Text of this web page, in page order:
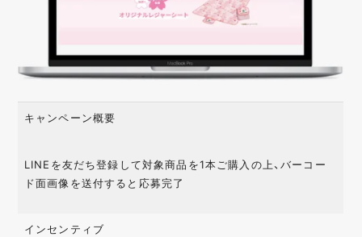
キャンペーン概要
LINEを友だち登録して対象商品を1本ご購入の上、バーコー
ド面画像を送付すると応募完了
インセンティブ